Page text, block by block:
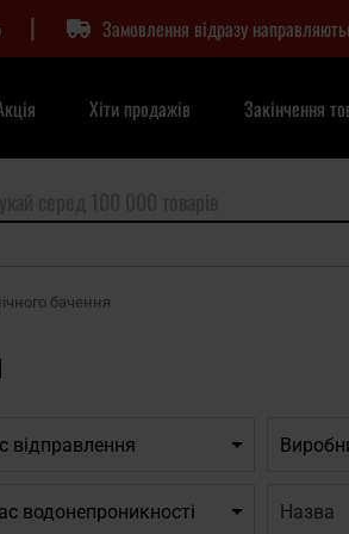
| Замовлення відразу
Хіти продажів Закінчення
бачення
відправлення
водонепроникності